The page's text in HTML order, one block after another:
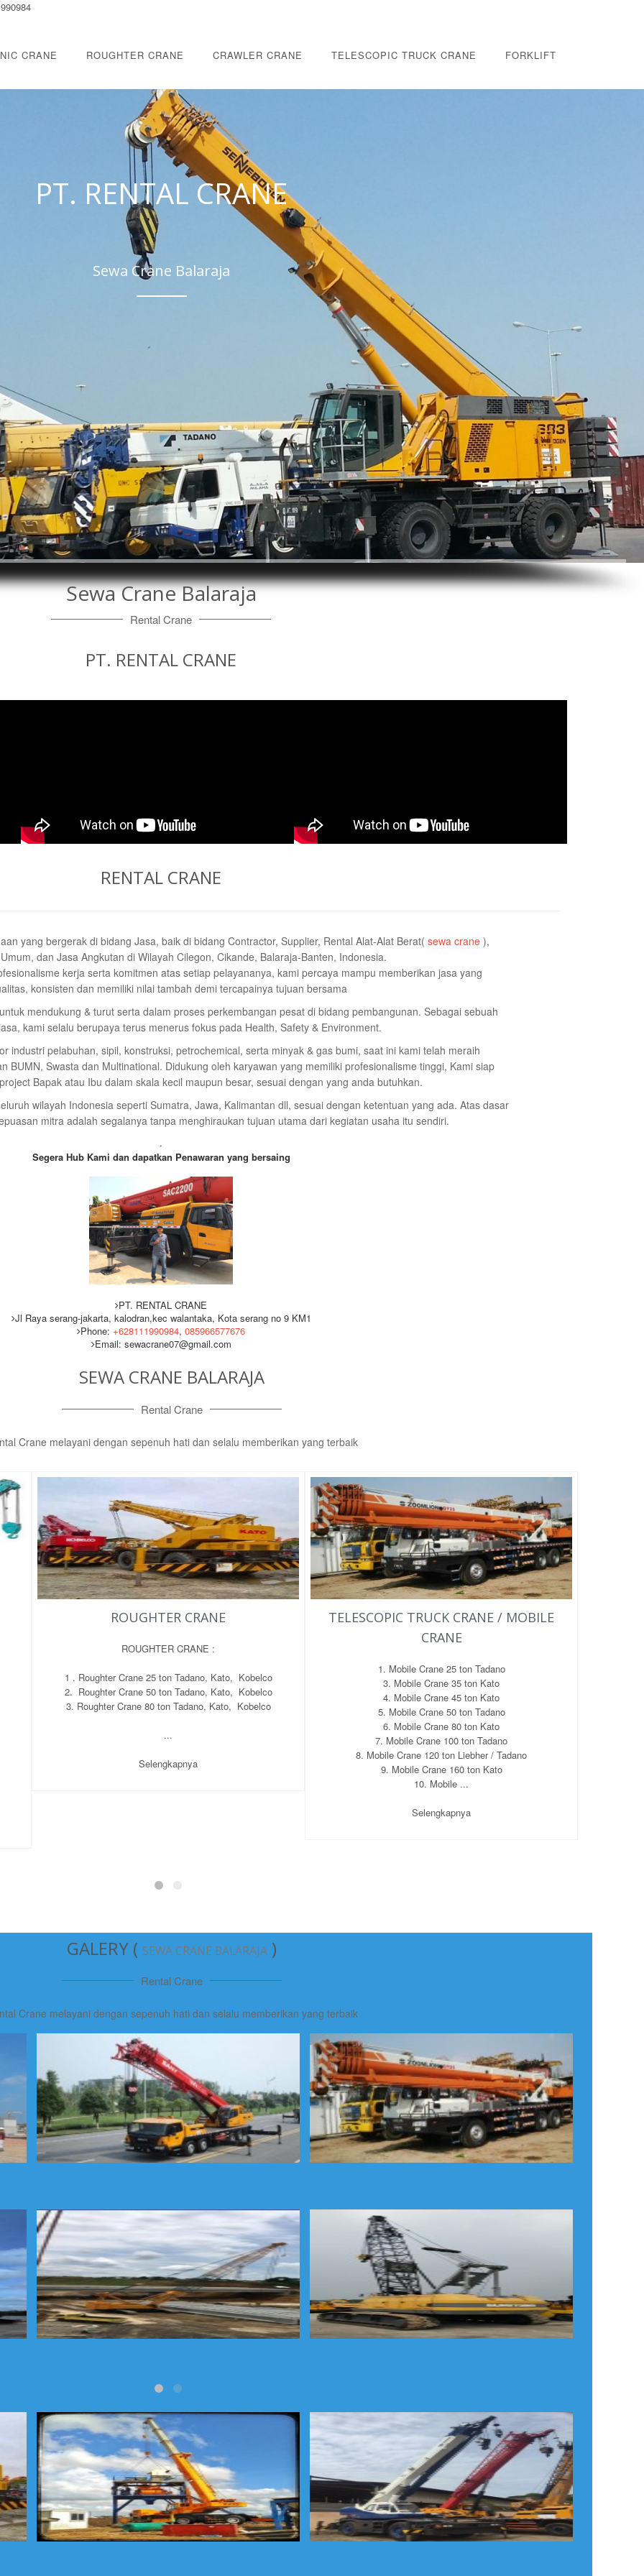
CRANE ROUGHTER CRANE CRAWLER CRANE TELESCOPIC TRUCK CRANE FORKLIFT
PT. RENTAL CRANE
Sewa Crane Balaraja
Sewa Crane Balaraja
Rental Crane
PT. RENTAL CRANE
RENTAL CRANE
yang bergerak di bidang Jasa, baik di bidang Contractor, Supplier, Rental Alat-Alat Berat( sewa crane ),
dan Jasa Angkutan di Wilayah Cilegon, Cikande, Balaraja-Banten, Indonesia.
kerja serta komitmen atas setiap pelayananya, kami percaya mampu memberikan jasa yang
konsisten dan memiliki nilai tambah demi tercapainya tujuan bersama
mendukung & turut serta dalam proses perkembangan pesat di bidang pembangunan. Sebagai sebuah
kami selalu berupaya terus menerus fokus pada Health, Safety & Environment.
industri pelabuhan, sipil, konstruksi, petrochemical, serta minyak & gas bumi, saat ini kami telah meraih
BUMN, Swasta dan Multinational. Didukung oleh karyawan yang memiliki profesionalisme tinggi, Kami siap
Bapak atau Ibu dalam skala kecil maupun besar, sesuai dengan yang anda butuhkan.
wilayah Indonesia seperti Sumatra, Jawa, Kalimantan dll, sesuai dengan ketentuan yang ada. Atas dasar
mitra adalah segalanya tanpa menghiraukan tujuan utama dari kegiatan usaha itu sendiri.
.
Segera Hub Kami dan dapatkan Penawaran yang bersaing
PT. RENTAL CRANE
Jl Raya serang-jakarta, kalodran,kec walantaka, Kota serang no 9 KM1
Phone: +628111990984, 085966577676
Email: sewacrane07@gmail.com
SEWA CRANE BALARAJA
Rental Crane
Crane melayani dengan sepenuh hati dan selalu memberikan yang terbaik
ROUGHTER CRANE
ROUGHTER CRANE :
1 . Roughter Crane 25 ton Tadano, Kato, Kobelco
2. Roughter Crane 50 ton Tadano, Kato, Kobelco
3. Roughter Crane 80 ton Tadano, Kato, Kobelco
...
Selengkapnya
TELESCOPIC TRUCK CRANE / MOBILE
CRANE
1. Mobile Crane 25 ton Tadano
3. Mobile Crane 35 ton Kato
4. Mobile Crane 45 ton Kato
5. Mobile Crane 50 ton Tadano
6. Mobile Crane 80 ton Kato
7. Mobile Crane 100 ton Tadano
8. Mobile Crane 120 ton Liebher / Tadano
9. Mobile Crane 160 ton Kato
10. Mobile ...
Selengkapnya
GALERY ( SEWA CRANE BALARAJA )
Rental Crane
Crane melayani dengan sepenuh hati dan selalu memberikan yang terbaik